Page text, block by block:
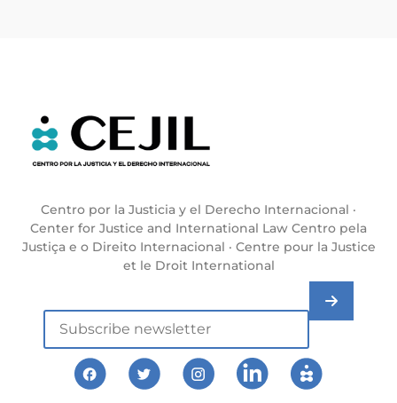
Centro por la Justicia y el Derecho Internacional ·
Center for Justice and International Law Centro pela
Justiça e o Direito Internacional · Centre pour la Justice
et le Droit International